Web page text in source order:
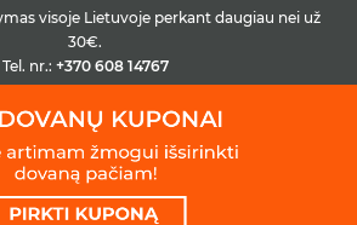
visoje Lietuvoje perkant daugiau nei už
30€.
Tel. nr.: +370 608 14767